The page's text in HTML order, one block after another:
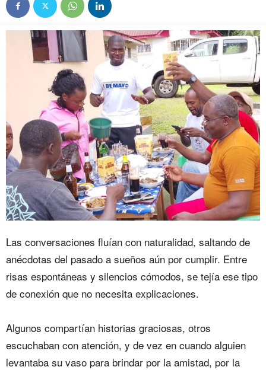
Las conversaciones fluían con naturalidad, saltando de
anécdotas del pasado a sueños aún por cumplir. Entre
risas espontáneas y silencios cómodos, se tejía ese tipo
de conexión que no necesita explicaciones.
‎Algunos compartían historias graciosas, otros
escuchaban con atención, y de vez en cuando alguien
levantaba su vaso para brindar por la amistad, por la